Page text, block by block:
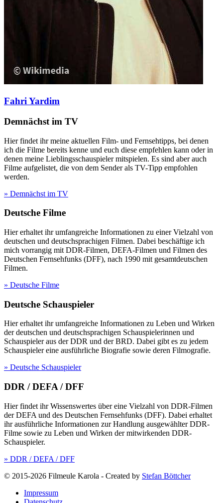
Fahri Yardim
Demnächst im TV
Hier findet ihr meine aktuellen Film- und Fernsehtipps, bei denen
ich die Filme bereits kenne und euch diese empfehlen kann oder in
denen meine Lieblingsschauspieler mitspielen. Es sind aber auch
Filme aufgelistet, die von dem Sender als TV-Tipp empfohlen
werden.
» Demnächst im TV
Deutsche Filme
Hier erhaltet ihr umfangreiche Informationen zu einer Vielzahl von
deutschen und deutschsprachigen Filmen. Dabei beschäftige ich
mich vorrangig mit DDR-Filmen, DEFA-Filmen und Filmen des
Deutschen Fernsehfunks (DFF), nach 1990 mit gesamtdeutschen
Filmen.
» Deutsche Filme
Deutsche Schauspieler
Hier erhaltet ihr umfangreiche Informationen zu Leben und Wirken
der deutschen und deutschsprachigen Schauspielerinnen und
Schauspieler aus der DDR und der BRD. Dabei gibt es zu jedem
Schauspieler eine ausführliche Biografie sowie deren Filmografie.
» Deutsche Schauspieler
DDR / DEFA / DFF
Hier findet ihr Wissenswertes über eine Vielzahl von DDR-Filmen
der DEFA und des Deutschen Fernsehfunks (DFF). Dabei erhaltet
ihr ausführliche Informationen zur Handlung ausgewählter DDR-
Filme sowie zu Leben und Wirken der mitwirkenden DDR-
Schauspieler.
» DDR / DEFA / DFF
© 2015-2026 Filmeule Karola - Created by Stefan Böttcher
Impressum